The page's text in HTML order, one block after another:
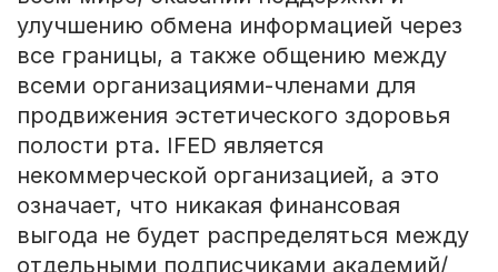
улучшению обмена информацией через
все границы, а также общению между
всеми организациями-членами для
продвижения эстетического здоровья
полости рта. IFED является
некоммерческой организацией, а это
означает, что никакая финансовая
выгода не будет распределяться между
отдельными подписчиками академий/